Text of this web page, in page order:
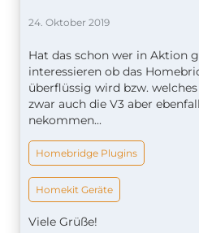
24. Oktober 2019
Hat das schon wer in Aktion
interessieren ob das
überflüssig wird bzw.
zwar auch die V3 aber
nekommen...
Homebridge Plugins
Homekit Geräte
Viele Grüße!